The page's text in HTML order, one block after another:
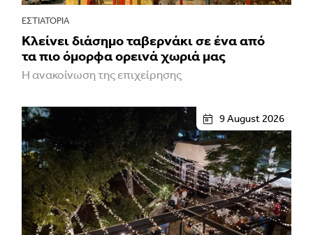
ΕΣΤΙΑΤΌΡΙΑ
Κλείνει διάσημο ταβερνάκι σε ένα από
τα πιο όμορφα ορεινά χωριά μας
Η ανακοίνωση της επιχείρησης
9 August 2026